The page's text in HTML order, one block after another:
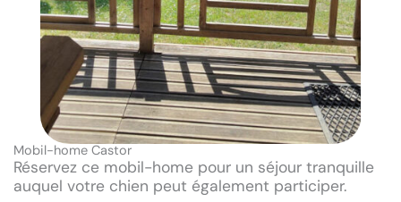
Mobil-home Castor
Réservez ce mobil-home pour un séjour tranquille
auquel votre chien peut également participer.